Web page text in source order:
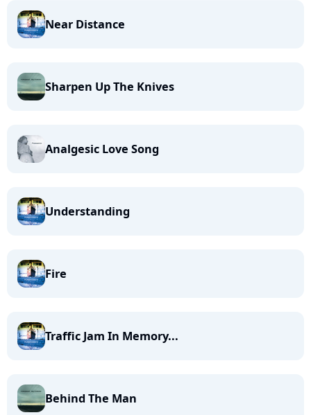
Near Distance
Sharpen Up The Knives
Analgesic Love Song
Understanding
Fire
Traffic Jam In Memory...
Behind The Man